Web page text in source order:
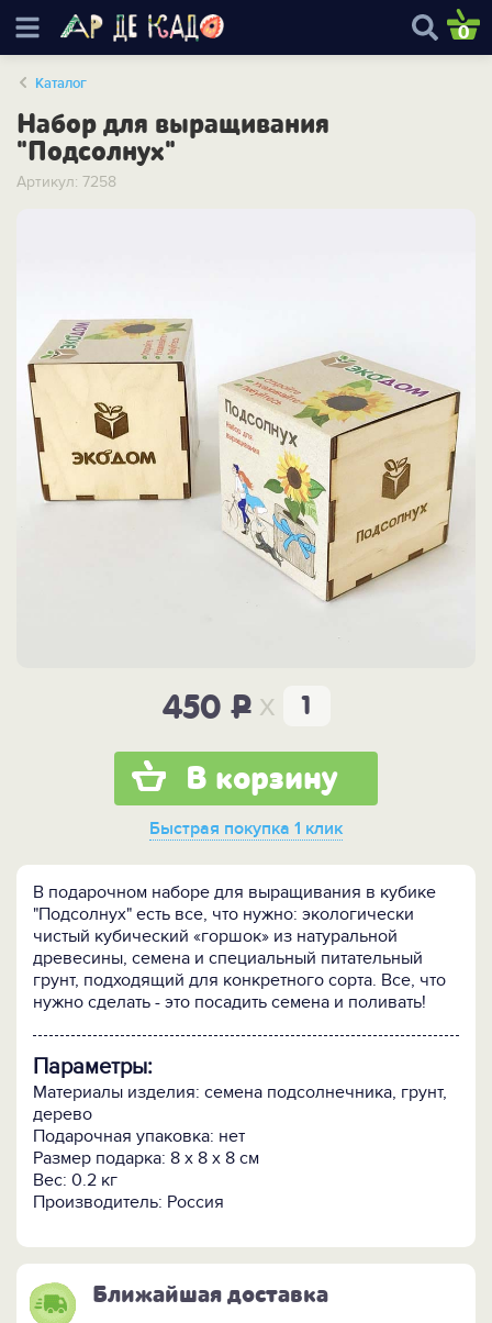
0
Каталог
Набор для выращивания
"Подсолнух"
Артикул: 7258
450P x
В корзину
Быстрая покупка 1 клик
В подарочном наборе для выращивания в кубике
"Подсолнух" есть все, что нужно: экологически
чистый кубический «горшок» из натуральной
древесины, семена и специальный питательный
грунт, подходящий для конкретного сорта. Все, что
нужно сделать - это посадить семена и поливать!
Параметры:
Материалы изделия: семена подсолнечника, грунт,
дерево
Подарочная упаковка: нет
Размер подарка: 8 х 8 х 8 см
Вес: 0.2 кг
Производитель: Россия
Ближайшая доставка